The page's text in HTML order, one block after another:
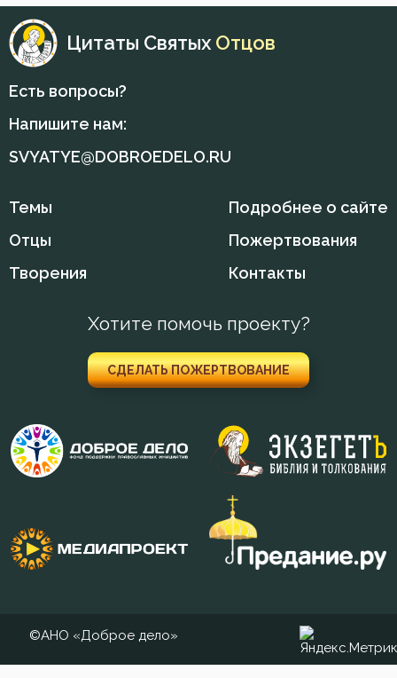
Цитаты Святых Отцов
Есть вопросы?
Напишите нам:
SVYATYE@DOBROEDELO.RU
Темы
Отцы
Творения
Подробнее о сайте
Пожертвования
Контакты
Хотите помочь проекту?
СДЕЛАТЬ ПОЖЕРТВОВАНИЕ
©АНО «Доброе дело»